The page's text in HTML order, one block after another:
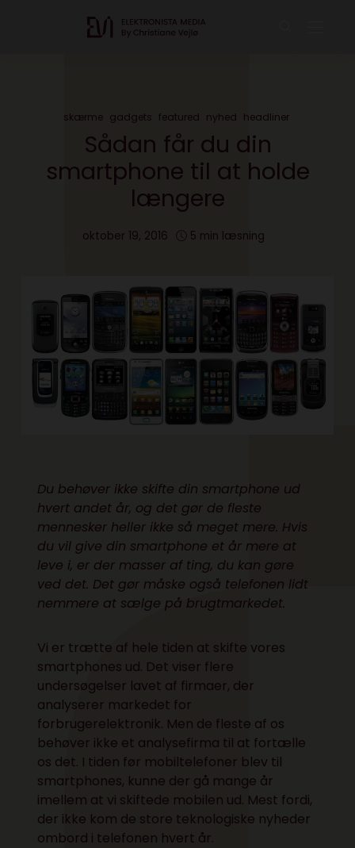
skærme gadgets featured nyhed headliner
Sådan får du din
smartphone til at holde
længere
oktober 19, 2016 5 min læsning
Du behøver ikke skifte din smartphone ud
hvert andet år, og det gør de fleste
mennesker heller ikke så meget mere. Hvis
du vil give din smartphone et år mere at
leve i, er der masser af ting, du kan gøre
ved det. Det gør måske også telefonen lidt
nemmere at sælge på brugtmarkedet.
Vi er trætte af hele tiden at skifte vores
smartphones ud. Det viser flere
undersøgelser lavet af firmaer, der
analyserer markedet for
forbrugerelektronik. Men de fleste af os
behøver ikke et analysefirma til at fortælle
os det. I tiden før mobiltelefoner blev til
smartphones, kunne der gå mange år
imellem at vi skiftede mobilen ud. Mest fordi,
der ikke kom de store teknologiske nyheder
ombord i telefonen hvert år.